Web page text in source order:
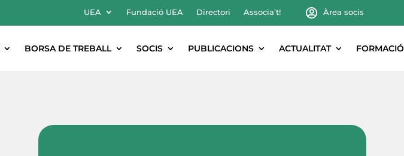
UEA Fundació UEA Directori Associa’t! Àrea socis
BORSA DE TREBALL SOCIS PUBLICACIONS ACTUALITAT FORMACIÓ